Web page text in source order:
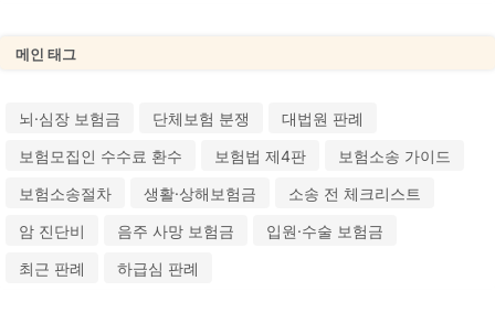
메인 태그
뇌·심장 보험금 단체보험 분쟁
대법원 판례
보험모집인 수수료 환수
보험법 제4판
보험소송 가이드
보험소송절차
생활·상해보험금
소송 전 체크리스트
암 진단비
음주 사망 보험금
입원·수술 보험금
최근 판례
하급심 판례